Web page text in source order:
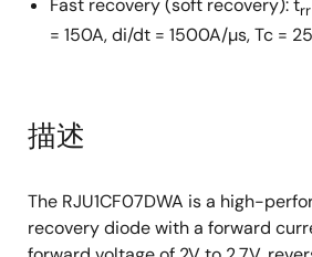
Fast recovery (soft recovery): trr
= 150A, di/dt = 1500A/µs, Tc =
描述
The RJU1CF07DWA is a high-
recovery diode with a forward